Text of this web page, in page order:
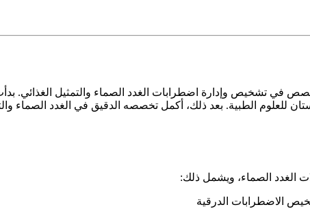
تشخيص وإدارة اضطرابات الغدد الصماء والتمثيل الغذائي.
الطبية. بعد ذلك، أكمل تخصصه الدقيق في الغدد الصماء
الغدد الصماء، ويشمل ذلك: